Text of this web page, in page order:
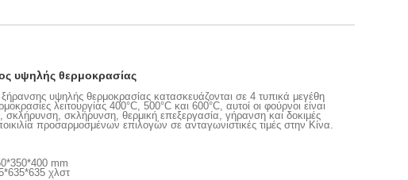
υψηλής θερμοκρασίας
ξήρανσης υψηλής θερμοκρασίας κατασκευάζονται σε 4 τυπικά μεγέθη
λειτουργίας 400°C, 500°C και 600°C, αυτοί οι φούρνοι είναι
σκλήρυνση, σκλήρυνση, θερμική επεξεργασία, γήρανση και δοκιμές
προσαρμοσμένων επιλογών σε ανταγωνιστικές τιμές στην Κίνα.
mm
χλστ